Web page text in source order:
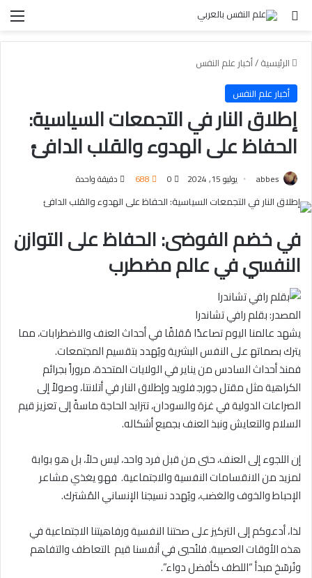
بحث عن
الرئيسية/أخبار علم النفس
أخبار علم النفس
إطلاق النار في التجمعات السياسية:
الحفاظ على الهدوء والقلب الدافئ
abbes يوليو 15, 2024 0
688 دقيقة واحدة
في خضم الفوضى: الحفاظ على التوازن
النفسي في عالم⁤ مضطرب
المصدر: بقلم رافي تشاندرا
يشهد عالمنا اليوم تصاعدًا مُقلقًا في أحداث العنف والاضطرابات، ⁢مما
يترك ‌بصماته‍ على النفس ​البشرية ⁣ويُهدد بتقسيم المجتمعات.
فمنذ أحداث السادس من يناير في الولايات المتحدة، مروراً بجرائم
الكراهية مثل مقتل جورج‍ فلويد ‌وإطلاق النار في أتلانتا، وصولاً إلى
الصراعات الدولية في غزة والسودان، تتزايد الحاجة ماسةً إلى تعزيز قيم
السلام والتعايش ونبذ العنف بجميع أشكاله.
إن اللجوء إلى العنف، ⁤حتى من قبل فرد واحد، ليس⁢ حلاً، بل هو ⁣بوابة
لمزيد من الانقسامات النفسية والاجتماعية. ⁢ فهو يغذي مشاعر
⁣الإحباط والخوف والغضب، ويُهدد نسيجنا الإنساني المُشترك.
لذا، أدعوكم إلى التركيز على صحتنا النفسية ورفاهيتنا الاجتماعية ‌في
هذه الأوقات العصيبة. فلنُحيي في ⁤أنفسنا قيم ⁢ ‍التعاطف والتفاهم
ونُرسّخ مبدأ⁤ “اللطف كأفضل دواء”.